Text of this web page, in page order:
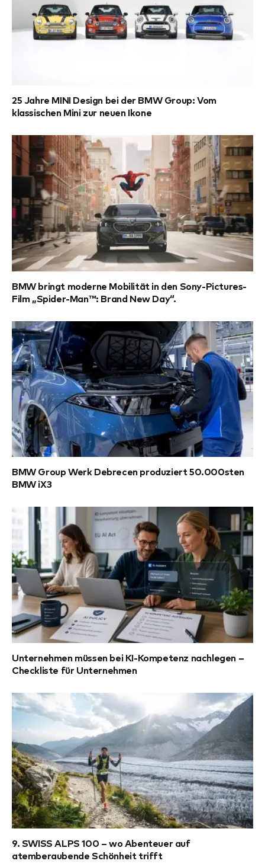
25 Jahre MINI Design bei der BMW Group: Vom
klassischen Mini zur neuen Ikone
BMW bringt moderne Mobilität in den Sony-Pictures-
Film „Spider-Man™: Brand New Day“.
BMW Group Werk Debrecen produziert 50.000sten
BMW iX3
Unternehmen müssen bei KI-Kompetenz nachlegen –
Checkliste für Unternehmen
9. SWISS ALPS 100 – wo Abenteuer auf
atemberaubende Schönheit trifft